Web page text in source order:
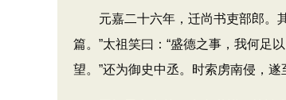
元嘉二十六年，迁尚书吏部郎。其
篇。”太祖笑曰：“盛德之事，我何足
望。”还为御史中丞。时索虏南侵，